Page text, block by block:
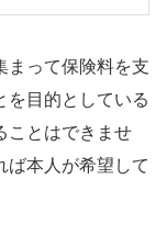
まって保険料を支
を目的としている
ことはできませ
ば本人が希望して